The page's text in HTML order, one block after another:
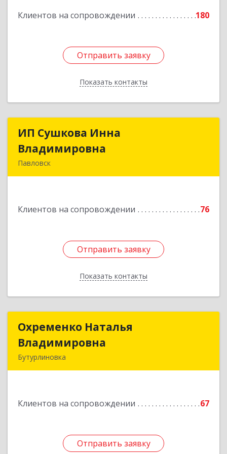
Клиентов на сопровождении 180
Отправить заявку
Показать контакты
Отправить заявку
Назад
ИП Сушкова Инна
Владимировна
Павловск
Клиентов на сопровождении 76
Отправить заявку
Показать контакты
ИП Сушкова Инна
Подробнее
Отправить заявку
Назад
Охременко Наталья
Владимировна
Бутурлиновка
Клиентов на сопровождении 67
Отправить заявку
Охременко Наталья
Отправить заявку